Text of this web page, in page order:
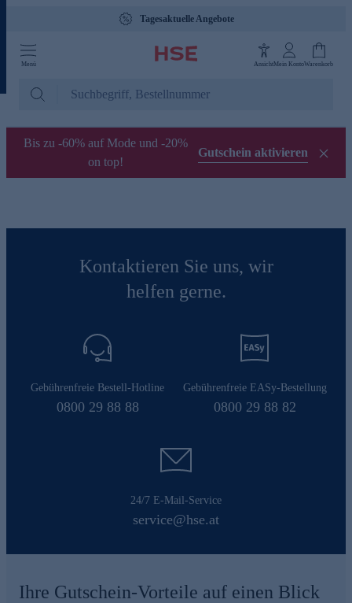
Tagesaktuelle Angebote
Menü AnsichtMein KontoWarenkorb
Bis zu -60% auf Mode und -20%
on top!
Gutschein aktivieren
Kontaktieren Sie uns, wir
helfen gerne.
Gebührenfreie Bestell-Hotline
0800 29 88 88
Gebührenfreie EASy-Bestellung
0800 29 88 82
24/7 E-Mail-Service
service@hse.at
Ihre Gutschein-Vorteile auf einen Blick